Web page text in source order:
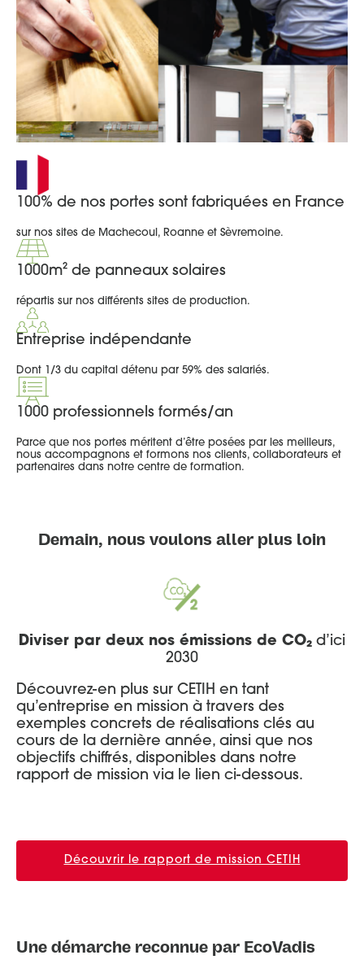
100% de nos portes sont fabriquées en France
sur nos sites de Machecoul, Roanne et Sèvremoine.
1000m² de panneaux solaires
répartis sur nos différents sites de production.
Entreprise indépendante
Dont 1/3 du capital détenu par 59% des salariés.
1000 professionnels formés/an
Parce que nos portes méritent d’être posées par les meilleurs,
nous accompagnons et formons nos clients, collaborateurs et
partenaires dans notre centre de formation.
Demain, nous voulons aller plus loin
Diviser par deux nos émissions de CO₂ d’ici
2030
Découvrez-en plus sur CETIH en tant
qu’entreprise en mission à travers des
exemples concrets de réalisations clés au
cours de la dernière année, ainsi que nos
objectifs chiffrés, disponibles dans notre
rapport de mission via le lien ci-dessous.
Découvrir le rapport de mission CETIH
Une démarche reconnue par EcoVadis